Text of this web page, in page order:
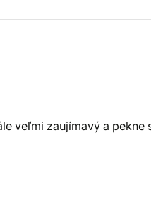
veľmi zaujímavý a pekne